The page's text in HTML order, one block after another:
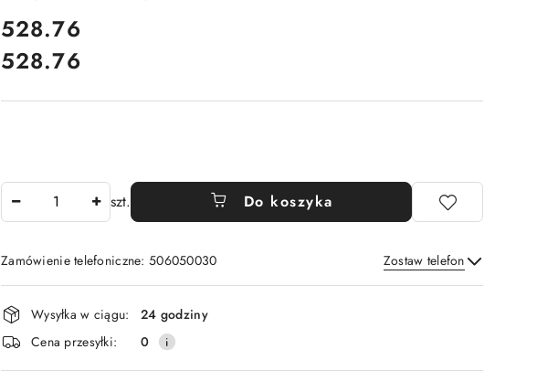
cena:
528.76
Cena:
528.76
szt. Do koszyka
Zamówienie telefoniczne: 506050030 Zostaw telefon
Wyślij
Dostępność
i
dostawa
Wysyłka w ciągu:
24 godziny
Cena przesyłki:
0